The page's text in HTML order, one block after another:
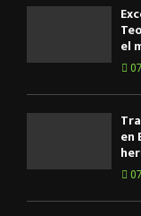
el
en